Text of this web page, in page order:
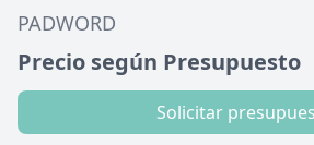
PADWORD
Precio según Presupuesto
Solicitar